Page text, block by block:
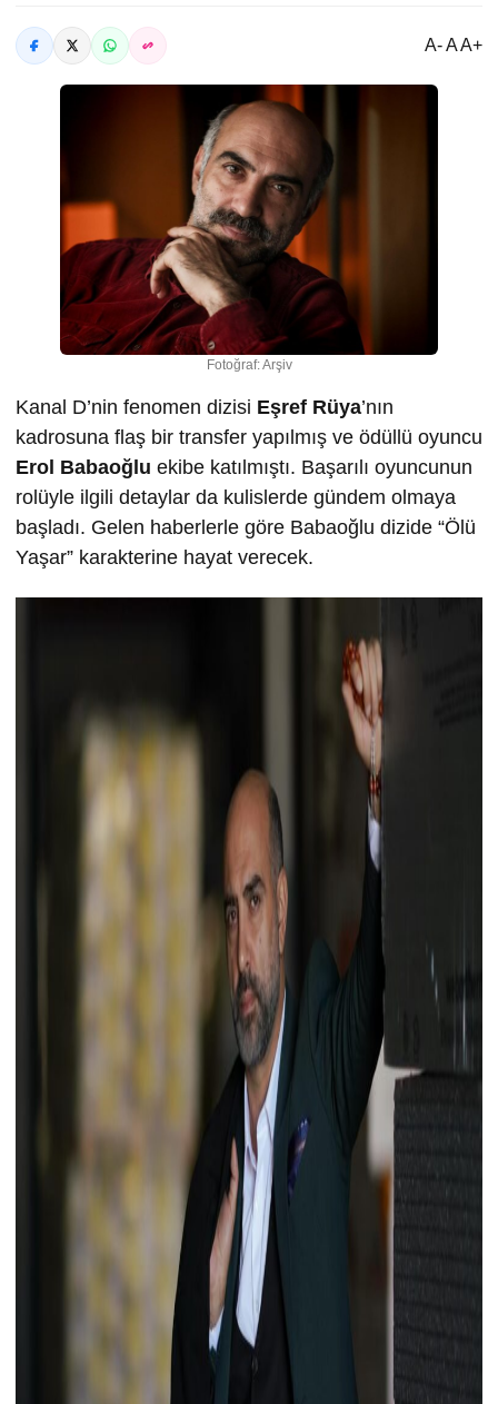
A- A A+
Fotoğraf: Arşiv
Kanal D’nin fenomen dizisi Eşref Rüya’nın
kadrosuna flaş bir transfer yapılmış ve ödüllü oyuncu
Erol Babaoğlu ekibe katılmıştı. Başarılı oyuncunun
rolüyle ilgili detaylar da kulislerde gündem olmaya
başladı. Gelen haberlerle göre Babaoğlu dizide “Ölü
Yaşar” karakterine hayat verecek.